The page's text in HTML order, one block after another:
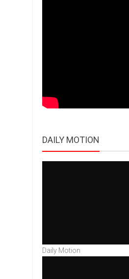
DAILY MOTION
Daily Motion